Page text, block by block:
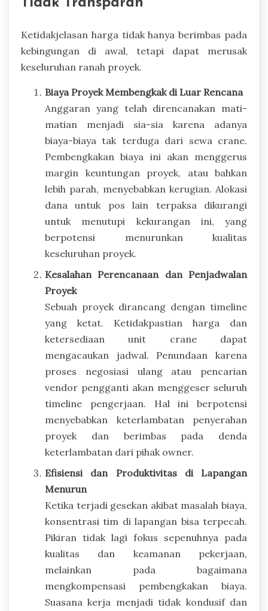
Ketidakjelasan harga tidak hanya berimbas pada
kebingungan di awal, tetapi dapat merusak
keseluruhan ranah proyek.
Biaya Proyek Membengkak di Luar Rencana
Anggaran yang telah direncanakan mati-
matian menjadi sia-sia karena adanya
biaya-biaya tak terduga dari sewa crane.
Pembengkakan biaya ini akan menggerus
margin keuntungan proyek, atau bahkan
lebih parah, menyebabkan kerugian. Alokasi
dana untuk pos lain terpaksa dikurangi
untuk menutupi kekurangan ini, yang
berpotensi menurunkan kualitas
keseluruhan proyek.
Kesalahan Perencanaan dan Penjadwalan
Proyek
Sebuah proyek dirancang dengan timeline
yang ketat. Ketidakpastian harga dan
ketersediaan unit crane dapat
mengacaukan jadwal. Penundaan karena
proses negosiasi ulang atau pencarian
vendor pengganti akan menggeser seluruh
timeline pengerjaan. Hal ini berpotensi
menyebabkan keterlambatan penyerahan
proyek dan berimbas pada denda
keterlambatan dari pihak owner.
Efisiensi dan Produktivitas di Lapangan
Menurun
Ketika terjadi gesekan akibat masalah biaya,
konsentrasi tim di lapangan bisa terpecah.
Pikiran tidak lagi fokus sepenuhnya pada
kualitas dan keamanan pekerjaan,
melainkan pada bagaimana
mengkompensasi pembengkakan biaya.
Suasana kerja menjadi tidak kondusif dan